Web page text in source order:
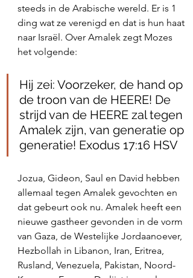
steeds in de Arabische wereld. Er is 1
ding wat ze verenigd en dat is hun haat
naar Israël. Over Amalek zegt Mozes
het volgende:
‭‭Hij zei: Voorzeker, de hand op
de troon van de HEERE! De
strijd van de HEERE zal tegen
Amalek zijn, van generatie op
generatie! Exodus‬ ‭17:16‬ ‭HSV‬‬
Jozua, Gideon, Saul en David hebben
allemaal tegen Amalek gevochten en
dat gebeurt ook nu. Amalek heeft een
nieuwe gastheer gevonden in de vorm
van Gaza, de Westelijke Jordaanoever,
Hezbollah in Libanon, Iran, Eritrea,
Rusland, Venezuela, Pakistan, Noord-